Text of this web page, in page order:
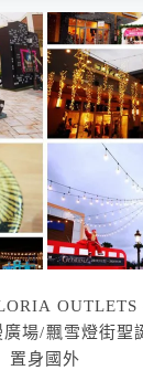
OUTLETS
場/飄雪燈街聖
置身國外